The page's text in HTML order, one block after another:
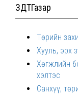
ЗДТГазар
Төрийн
Хууль, эрх
Хөгжлийн
хэлтэс
Санхүү,